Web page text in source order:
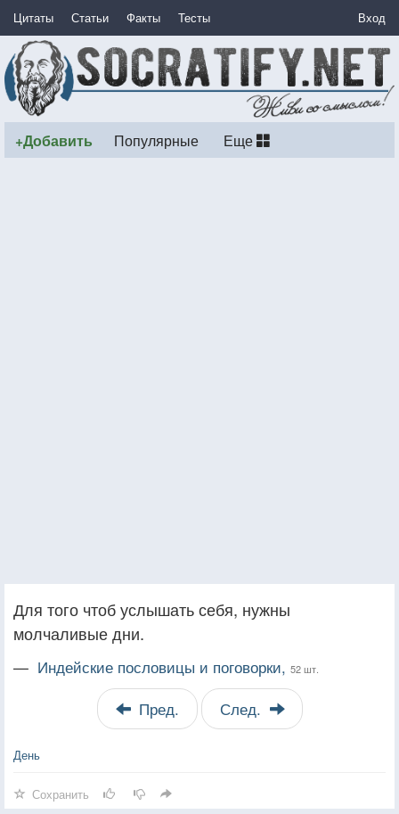
Цитаты Статьи Факты Тесты Вход
+Добавить Популярные Еще
Для того чтоб услышать себя, нужны
молчаливые дни.
— Индейские пословицы и поговорки, 52 шт.
Пред. След.
День
Сохранить